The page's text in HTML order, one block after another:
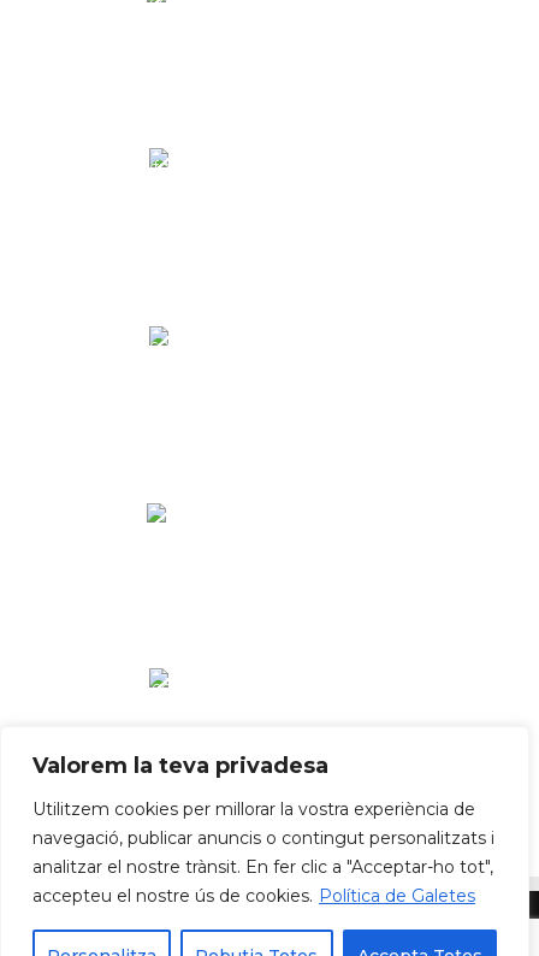
Valorem la teva privadesa
Utilitzem cookies per millorar la vostra experiència de
navegació, publicar anuncis o contingut personalitzats i
analitzar el nostre trànsit. En fer clic a "Acceptar-ho tot",
accepteu el nostre ús de cookies. Política de Galetes
Política de privadesa Política de cookies Avís Legal